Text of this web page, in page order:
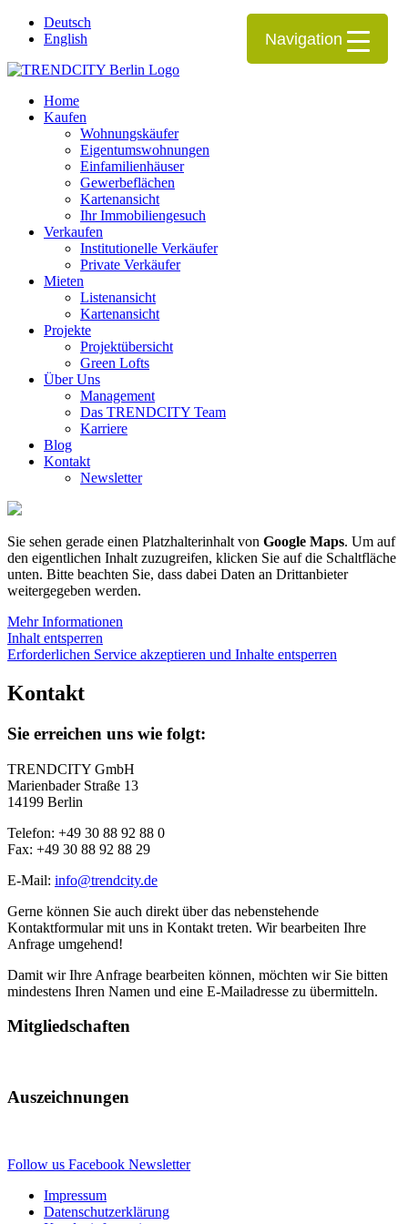
Deutsch
English
Home
Kaufen
Wohnungskäufer
Eigentumswohnungen
Einfamilienhäuser
Gewerbeflächen
Kartenansicht
Ihr Immobiliengesuch
Verkaufen
Institutionelle Verkäufer
Private Verkäufer
Mieten
Listenansicht
Kartenansicht
Projekte
Projektübersicht
Green Lofts
Über Uns
Management
Das TRENDCITY Team
Karriere
Blog
Kontakt
Newsletter
Sie sehen gerade einen Platzhalterinhalt von Google Maps. Um auf
den eigentlichen Inhalt zuzugreifen, klicken Sie auf die Schaltfläche
unten. Bitte beachten Sie, dass dabei Daten an Drittanbieter
weitergegeben werden.
Mehr Informationen
Inhalt entsperren
Erforderlichen Service akzeptieren und Inhalte entsperren
Kontakt
Sie erreichen uns wie folgt:
TRENDCITY GmbH
Marienbader Straße 13
14199 Berlin
Telefon: +49 30 88 92 88 0
Fax: +49 30 88 92 88 29
E-Mail: info@trendcity.de
Gerne können Sie auch direkt über das nebenstehende
Kontaktformular mit uns in Kontakt treten. Wir bearbeiten Ihre
Anfrage umgehend!
Damit wir Ihre Anfrage bearbeiten können, möchten wir Sie bitten
mindestens Ihren Namen und eine E-Mailadresse zu übermitteln.
Mitgliedschaften
Auszeichnungen
Follow us Facebook Newsletter
Impressum
Datenschutzerklärung
Navigation